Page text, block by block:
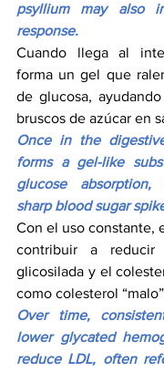
psyllium may also
response.
Cuando llega al
forma un gel que
de glucosa,
bruscos de azúcar en
Once in the
forms a gel-like
glucose
sharp blood sugar
Con el uso constante,
contribuir a reducir
glicosilada y el
como colesterol
Over time,
lower glycated
reduce LDL, often